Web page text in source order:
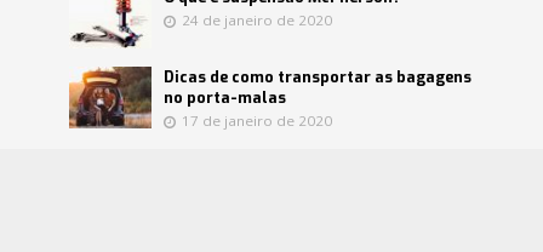
24 de janeiro de 2020
Dicas de como transportar as bagagens
no porta-malas
17 de janeiro de 2020